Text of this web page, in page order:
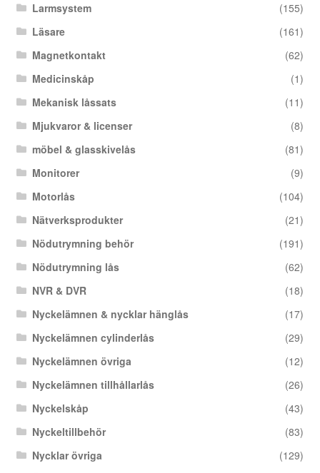
Larmsystem
(155)
Läsare
(161)
Magnetkontakt
(62)
Medicinskåp
(1)
Mekanisk låssats
(11)
Mjukvaror & licenser
(8)
möbel & glasskivelås
(81)
Monitorer
(9)
Motorlås
(104)
Nätverksprodukter
(21)
Nödutrymning behör
(191)
Nödutrymning lås
(62)
NVR & DVR
(18)
Nyckelämnen & nycklar hänglås
(17)
Nyckelämnen cylinderlås
(29)
Nyckelämnen övriga
(12)
Nyckelämnen tillhållarlås
(26)
Nyckelskåp
(43)
Nyckeltillbehör
(83)
Nycklar övriga
(129)